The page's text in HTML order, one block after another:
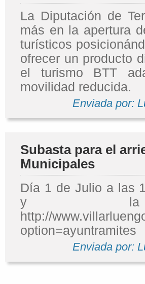
La Diputación de
más en la apertura
turísticos
ofrecer un producto
el turismo BTT
movilidad reducida.
Enviada por:
Subasta para el
Municipales
Día 1 de Julio a las
y la
http://
option=ayuntramites
Enviada por: